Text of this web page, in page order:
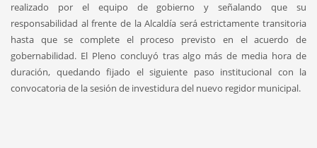
realizado por el equipo de gobierno y señalando que su
responsabilidad al frente de la Alcaldía será estrictamente transitoria
hasta que se complete el proceso previsto en el acuerdo de
gobernabilidad. El Pleno concluyó tras algo más de media hora de
duración, quedando fijado el siguiente paso institucional con la
convocatoria de la sesión de investidura del nuevo regidor municipal.